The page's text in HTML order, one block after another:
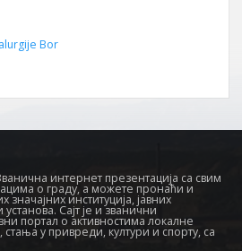
интернет презентација са свим
о граду, а можете пронаћи и
значајних институција, јавних
Сајт је и званични
портал о активностима локалне
стања у привреди, култури и спорту, са